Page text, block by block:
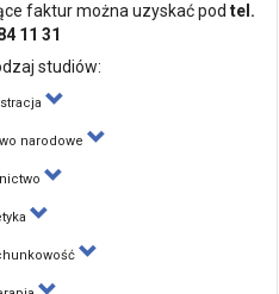
faktur można uzyskać pod tel.
11 31
studiów:
narodowe